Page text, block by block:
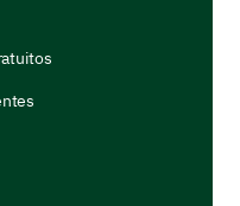
segurança
no
você recebeu?